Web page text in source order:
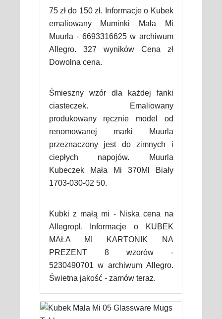
75 zł do 150 zł. Informacje o Kubek
emaliowany Muminki Mała Mi
Muurla - 6693316625 w archiwum
Allegro. 327 wyników Cena zł
Dowolna cena.
Śmieszny wzór dla każdej fanki
ciasteczek. Emaliowany
produkowany ręcznie model od
renomowanej marki Muurla
przeznaczony jest do zimnych i
ciepłych napojów. Muurla
Kubeczek Mała Mi 370Ml Biały
1703-030-02 50.
Kubki z małą mi - Niska cena na
Allegropl. Informacje o KUBEK
MAŁA MI KARTONIK NA
PREZENT 8 wzorów -
5230490701 w archiwum Allegro.
Świetna jakość - zamów teraz.